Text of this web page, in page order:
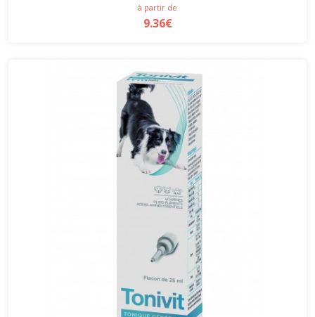
à partir de
9.36€